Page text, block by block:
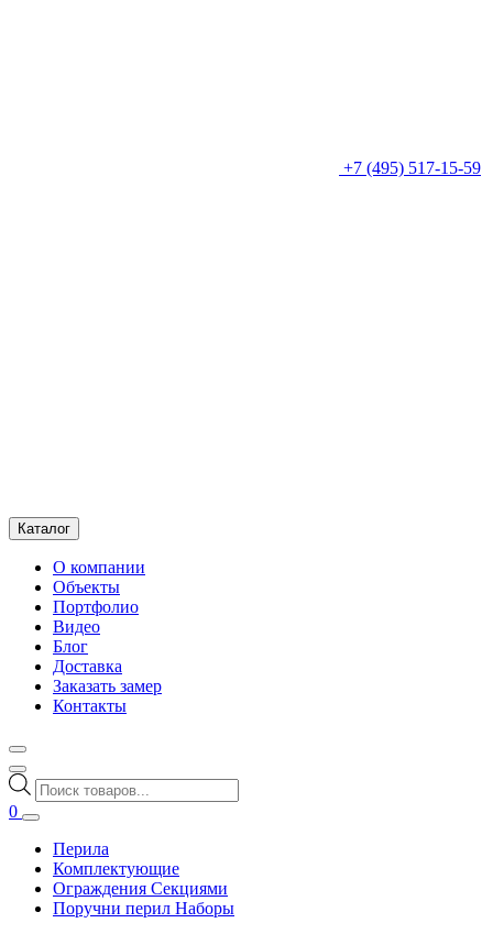
+7 (495) 517-15-59
Каталог
О компании
Объекты
Портфолио
Видео
Блог
Доставка
Заказать замер
Контакты
Поиск
товаров
0
Перила
Комплектующие
Ограждения Секциями
Поручни перил Наборы